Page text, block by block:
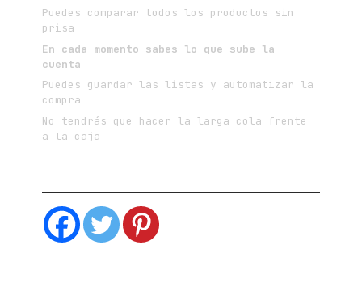
Puedes comparar todos los productos sin
prisa
En cada momento sabes lo que sube la
cuenta
Puedes guardar las listas y automatizar la
compra
No tendrás que hacer la larga cola frente
a la caja